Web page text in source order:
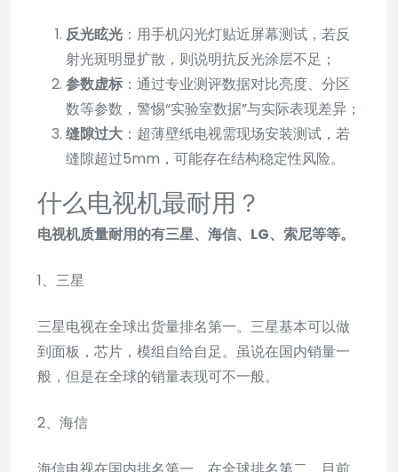
反光眩光 ：用手机闪光灯贴近屏幕测试，若反
射光斑明显扩散，则说明抗反光涂层不足；
参数虚标 ：通过专业测评数据对比亮度、分区
数等参数，警惕“实验室数据”与实际表现差异；
缝隙过大 ：超薄壁纸电视需现场安装测试，若
缝隙超过5mm，可能存在结构稳定性风险。
什么电视机最耐用？
电视机质量耐用的有三星、海信、LG、索尼等等。
1、三星
三星电视在全球出货量排名第一。三星基本可以做
到面板，芯片，模组自给自足。虽说在国内销量一
般，但是在全球的销量表现可不一般。
2、海信